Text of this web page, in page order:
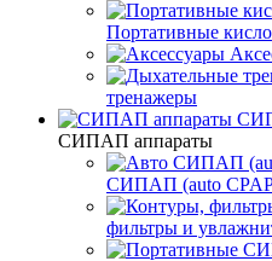
Портативные
тренажеры
СИПАП аппараты
СИПАП (auto
фильтры и